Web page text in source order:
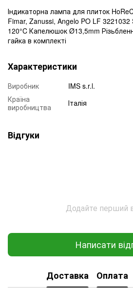
Індикаторна лампа для плиток
Fimar, Zanussi, Angelo PO LF 3221032
120°C Капелюшок Ø13,5mm
гайка в комплекті
Характеристики
Виробник
IMS s.r.l.
Країна
виробництва
Італія
Відгуки
Додайте перший
Написати
Доставка Оплата